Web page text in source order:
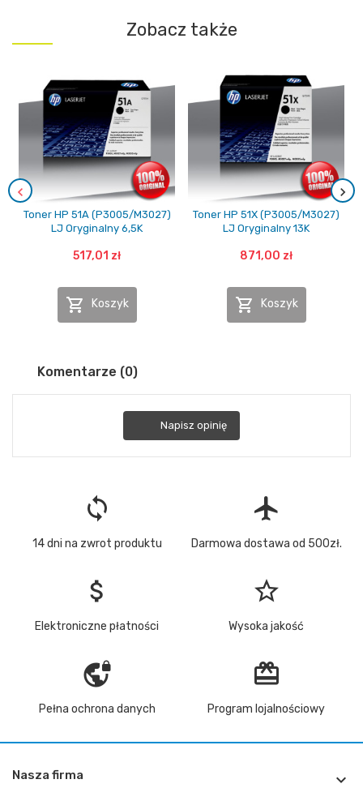
Zobacz także
Toner HP 51A (P3005/M3027)
LJ Oryginalny 6,5K
517,01 zł
 Koszyk
Toner HP 51X (P3005/M3027)
LJ Oryginalny 13K
871,00 zł
 Koszyk
Komentarze (0)
Napisz opinię
loop
14 dni na zwrot produktu
flight
Darmowa dostawa od 500zł.
attach_money
Elektroniczne płatności
star_border
Wysoka jakość
vpn_lock
Pełna ochrona danych
redeem
Program lojalnościowy
Nasza firma 